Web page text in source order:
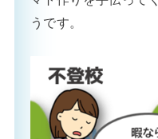
うです。